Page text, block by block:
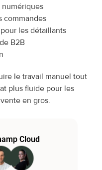
commandes
les détaillants
B2B
le travail manuel tout
plus fluide pour les
en gros.
Cloud